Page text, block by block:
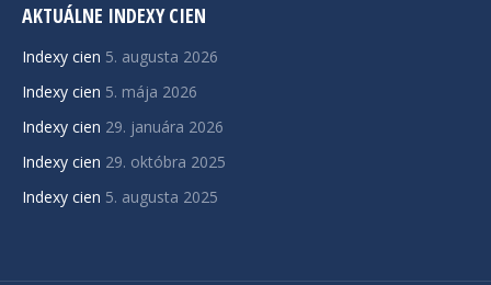
opens
new
window
opens
new
window
opens
new
window
opens
new
window
AKTUÁLNE INDEXY CIEN
Indexy cien 5. augusta 2026
Indexy cien 5. mája 2026
Indexy cien 29. januára 2026
Indexy cien 29. októbra 2025
Indexy cien 5. augusta 2025